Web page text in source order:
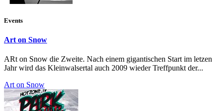
Events
Art on Snow
ARt on Snow die Zweite. Nach einem gigantischen Start im letzen
Jahr wird das Kleinwalsertal auch 2009 wieder Treffpunkt der...
Art on Snow